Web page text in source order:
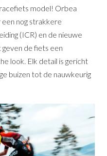
model! Orbea
nog strakkere
(ICR) en de nieuwe
de fiets een
look. Elk detail is gericht
buizen tot de nauwkeurig